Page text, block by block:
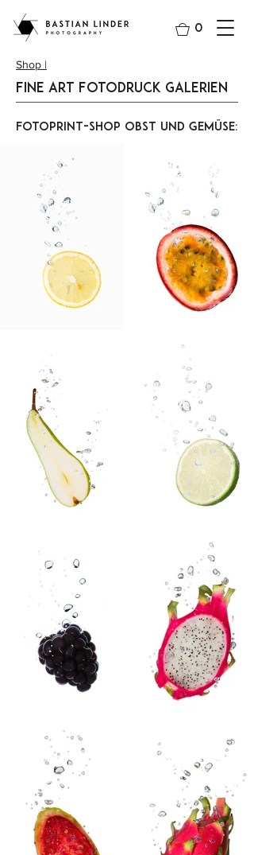
0
Shop |
Fine Art Fotodruck Galerien
FotoPrint-Shop Obst und Gemüse: